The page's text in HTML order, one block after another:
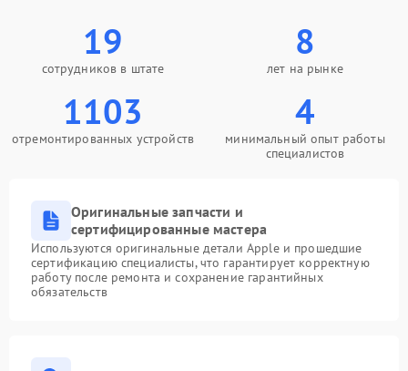
19
сотрудников в штате
8
лет на рынке
1103
отремонтированных устройств
4
минимальный опыт работы
специалистов
Оригинальные запчасти и
сертифицированные мастера
Используются оригинальные детали Apple и прошедшие
сертификацию специалисты, что гарантирует корректную
работу после ремонта и сохранение гарантийных
обязательств